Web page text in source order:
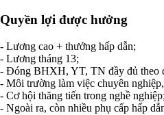
Quyền lợi được hưởng
- Lương cao + thưởng hấp dẫn;
- Lương tháng 13;
- Đóng BHXH, YT, TN đầy đủ theo
- Môi trường làm việc chuyên
- Cơ hội thăng tiến trong nghề nghiệp;
- Ngoài ra, còn nhiều phụ cấp hấp